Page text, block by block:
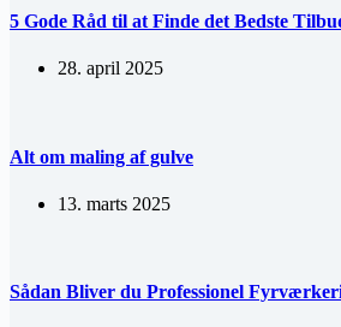
5 Gode Råd til at Finde det Bedste
28. april 2025
Alt om maling af gulve
13. marts 2025
Sådan Bliver du Professionel